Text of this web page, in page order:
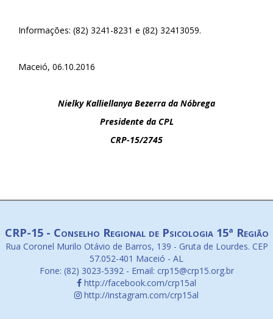
Informações: (82) 3241-8231 e (82) 32413059.
Maceió, 06.10.2016
Nielky Kalliellanya Bezerra da Nóbrega
Presidente da CPL
CRP-15/2745
CRP-15 - Conselho Regional de Psicologia 15ª Região
Rua Coronel Murilo Otávio de Barros, 139 - Gruta de Lourdes. CEP
57.052-401 Maceió - AL
Fone: (82) 3023-5392 - Email: crp15@crp15.org.br
http://facebook.com/crp15al
http://instagram.com/crp15al